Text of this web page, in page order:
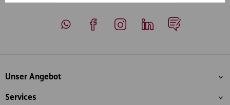
Inhaltsübersicht
Unser Angebot
Services